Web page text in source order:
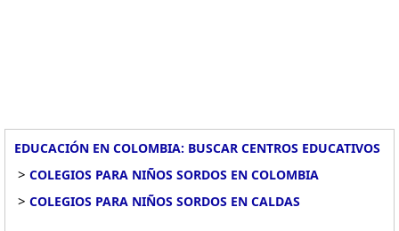
EDUCACIÓN EN COLOMBIA: BUSCAR CENTROS EDUCATIVOS
> COLEGIOS PARA NIÑOS SORDOS EN COLOMBIA
> COLEGIOS PARA NIÑOS SORDOS EN CALDAS